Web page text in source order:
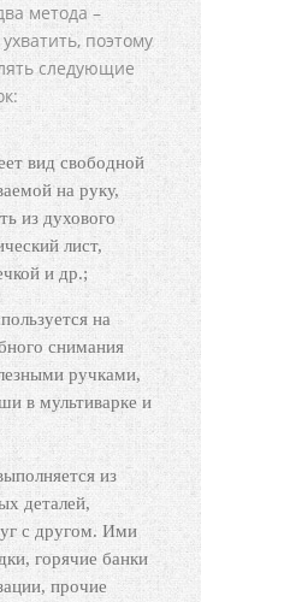
метода –
поэтому
следующие
вид свободной
на руку,
из духового
лист,
и др.;
на
снимания
ручками,
в мультиварке и
из
деталей,
с другом. Ими
горячие банки
прочие